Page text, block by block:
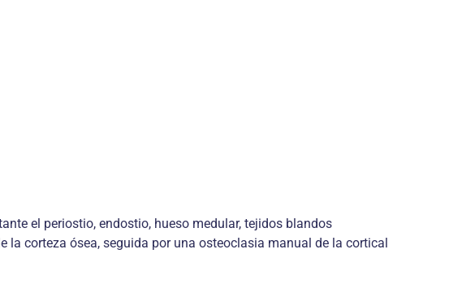
el periostio, endostio, hueso medular, tejidos blandos
corteza ósea, seguida por una osteoclasia manual de la cortical